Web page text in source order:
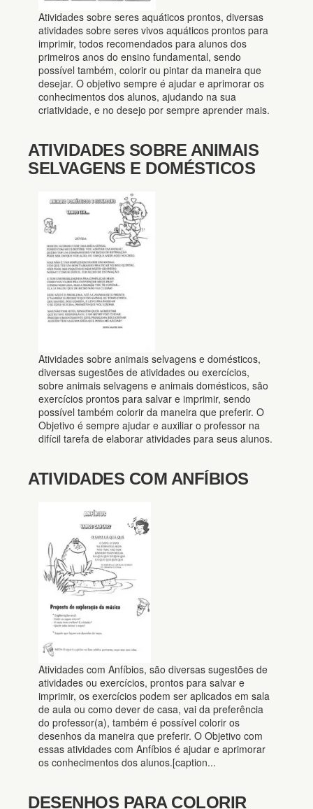
Atividades sobre seres aquáticos prontos, diversas
atividades sobre seres vivos aquáticos prontos para
imprimir, todos recomendados para alunos dos
primeiros anos do ensino fundamental, sendo
possível também, colorir ou pintar da maneira que
desejar. O objetivo sempre é ajudar e aprimorar os
conhecimentos dos alunos, ajudando na sua
criatividade, e no desejo por sempre aprender mais.
ATIVIDADES SOBRE ANIMAIS
SELVAGENS E DOMÉSTICOS
Atividades sobre animais selvagens e domésticos,
diversas sugestões de atividades ou exercícios,
sobre animais selvagens e animais domésticos, são
exercícios prontos para salvar e imprimir, sendo
possível também colorir da maneira que preferir. O
Objetivo é sempre ajudar e auxiliar o professor na
difícil tarefa de elaborar atividades para seus alunos.
ATIVIDADES COM ANFÍBIOS
Atividades com Anfíbios, são diversas sugestões de
atividades ou exercícios, prontos para salvar e
imprimir, os exercícios podem ser aplicados em sala
de aula ou como dever de casa, vai da preferência
do professor(a), também é possível colorir os
desenhos da maneira que preferir. O Objetivo com
essas atividades com Anfíbios é ajudar e aprimorar
os conhecimentos dos alunos.[caption...
DESENHOS PARA COLORIR